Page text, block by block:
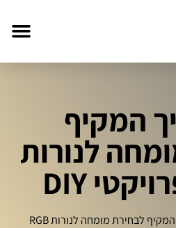
המקיף
לנורות
המדריך המקיף לבחירת מומחה לנורות RGB